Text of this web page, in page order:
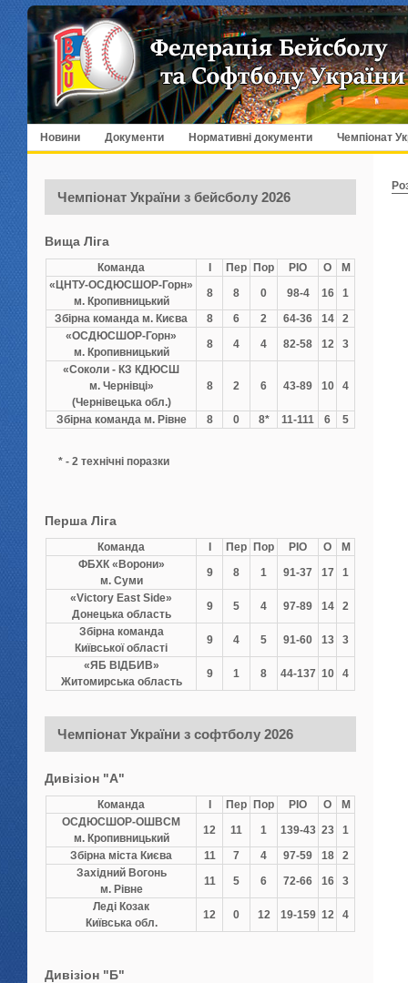
Новини Документи Нормативні документи Чемпіонат
Чемпіонат України з бейсболу 2026
Вища Ліга
Команда Пер Пор РІО О
М
«ЦНТУ-ОСДЮСШОР-Горн»
м. Кропивницький
8 8 0 98-4 16
1
Збірна команда м. Києва
8 6 2 64-36 14
2
«ОСДЮСШОР-Горн»
м. Кропивницький
8 4 4 82-58 12
3
«Соколи - КЗ КДЮСШ
м. Чернівці»
(Чернівецька обл.)
8 2 6 43-89 10 4
Збірна команда м. Рівне 8 0 8* 11-111 6 5
* - 2 технічні поразки
Перша Ліга
Команда Пер Пор РІО О
М
ФБХК «Ворони»
м. Суми
9 8 1 91-37 17
1
«Victory East Side»
Донецька область
9 5 4 97-89 14
2
Збірна команда
Київської області
9 4 5 91-60 13
3
«ЯБ ВІДБИВ»
Житомирська область
9 1 8 44-137 10 4
Чемпіонат України з софтболу 2026
Дивізіон "А"
Команда Пер Пор РІО О
М
ОСДЮCШОР-ОШВСМ
м. Кропивницький
12 11 1 139-43 23
1
Збірна міста Києва
11 7 4 97-59 18
2
Західний Вогонь
м. Рівне
11 5 6 72-66 16
3
Леді Козак
Київська обл.
12 0 12 19-159 12 4
Дивізіон "Б"